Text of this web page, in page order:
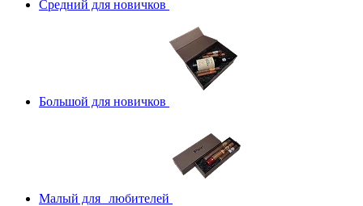
Средний для новичков
Большой для новичков
Малый для любителей